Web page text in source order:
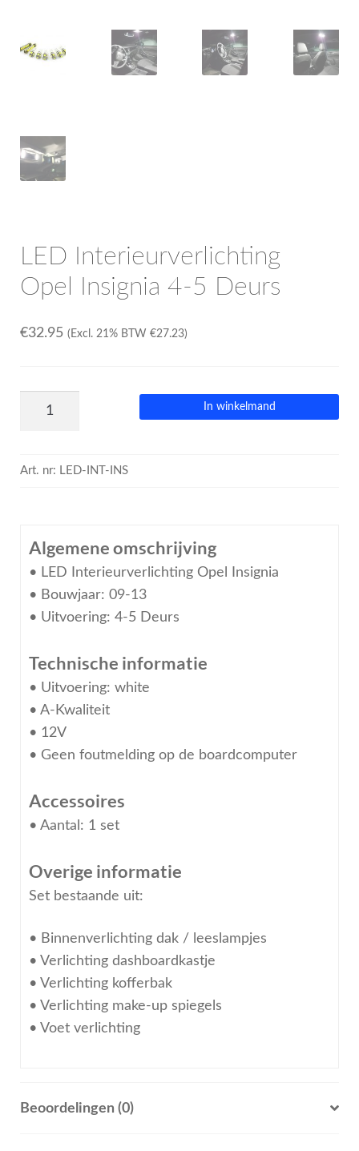
LED Interieurverlichting
Opel Insignia 4-5 Deurs
€32.95 (Excl. 21% BTW €27.23)
In winkelmand
Art. nr: LED-INT-INS
Algemene omschrijving
• LED Interieurverlichting Opel Insignia
• Bouwjaar: 09-13
• Uitvoering: 4-5 Deurs
Technische informatie
• Uitvoering: white
• A-Kwaliteit
• 12V
• Geen foutmelding op de boardcomputer
Accessoires
• Aantal: 1 set
Overige informatie
Set bestaande uit:
• Binnenverlichting dak / leeslampjes
• Verlichting dashboardkastje
• Verlichting kofferbak
• Verlichting make-up spiegels
• Voet verlichting
Beoordelingen (0)